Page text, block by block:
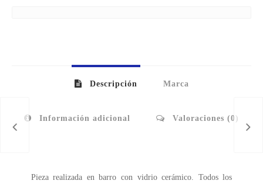
Descripción Marca
Información adicional Valoraciones (0)
Pieza realizada en barro con vidrio cerámico. Todos los